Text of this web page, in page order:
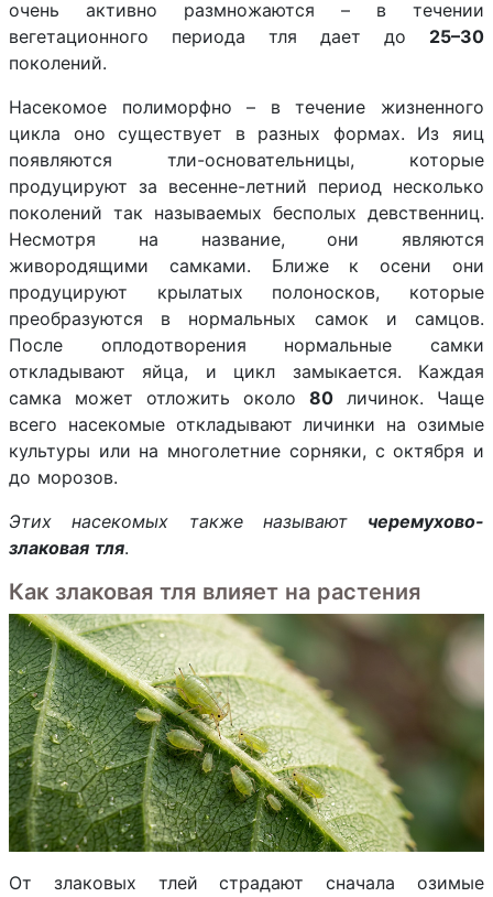
очень активно размножаются – в течении
вегетационного периода тля дает до 25–30
поколений.
Насекомое полиморфно – в течение жизненного
цикла оно существует в разных формах. Из яиц
появляются тли-основательницы, которые
продуцируют за весенне-летний период несколько
поколений так называемых бесполых девственниц.
Несмотря на название, они являются
живородящими самками. Ближе к осени они
продуцируют крылатых полоносков, которые
преобразуются в нормальных самок и самцов.
После оплодотворения нормальные самки
откладывают яйца, и цикл замыкается. Каждая
самка может отложить около 80 личинок. Чаще
всего насекомые откладывают личинки на озимые
культуры или на многолетние сорняки, с октября и
до морозов.
Этих насекомых также называют
черемухово-
злаковая тля.
Как злаковая тля влияет на растения
От злаковых тлей страдают сначала озимые